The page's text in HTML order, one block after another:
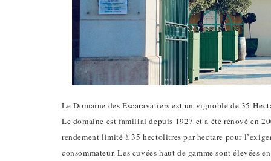
Le Domaine des Escaravatiers est un vignoble de 35
Le domaine est familial depuis 1927 et a été rénové en
rendement limité à 35 hectolitres par hectare pour
consommateur. Les cuvées haut de gamme sont élevées